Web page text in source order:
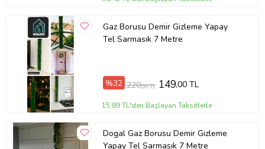
Gaz Borusu Demir Gizleme Yapay
Tel Sarmasık 7 Metre
%32 220,00 TL 149,00 TL
15,89 TL'den Başlayan Taksitlerle
Dogal Gaz Borusu Demir Gizleme
Yapay Tel Sarmasık 7 Metre